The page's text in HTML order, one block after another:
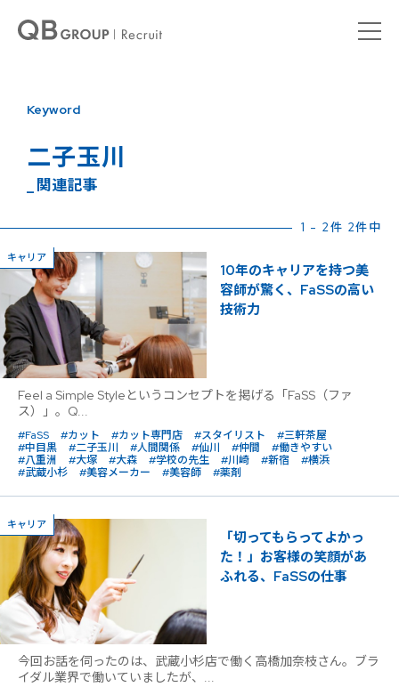
Keyword
二子玉川
_ 関連記事
1 - 2件 2件中
キャリア
10年のキャリアを持つ美
容師が驚く、FaSSの高い
技術力
Feel a Simple Styleというコンセプトを掲げる「FaSS（ファ
ス）」。Q...
#FaSS #カット #カット専門店 #スタイリスト
#三軒茶屋
#中目黒
#二子玉川 #人間関係 #仙川 #仲間
#働きやすい
#八重洲
#大塚 #大森 #学校の先生 #川崎 #新宿
#横浜
#武蔵小杉
#美容メーカー #美容師 #薬剤
キャリア
「切ってもらってよかっ
た！」お客様の笑顔があ
ふれる、FaSSの仕事
今回お話を伺ったのは、武蔵小杉店で働く高橋加奈枝さん。ブラ
イダル業界で働いていましたが、...